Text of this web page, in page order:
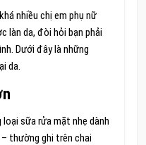
nhiều chị em phụ nữ
làn da, đòi hỏi bạn phải
Dưới đây là những
da.
loại sữa rửa mặt nhẹ dành
thường ghi trên chai